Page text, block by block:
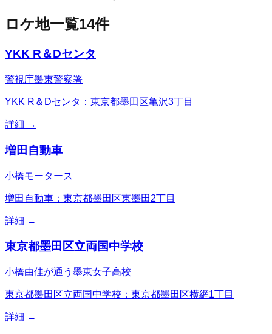
ロケ地一覧14件
YKK R＆Dセンタ
警視庁墨東警察署
YKK R＆Dセンタ：東京都墨田区亀沢3丁目
詳細 →
増田自動車
小橋モータース
増田自動車：東京都墨田区東墨田2丁目
詳細 →
東京都墨田区立両国中学校
小橋由佳が通う墨東女子高校
東京都墨田区立両国中学校：東京都墨田区横網1丁目
詳細 →